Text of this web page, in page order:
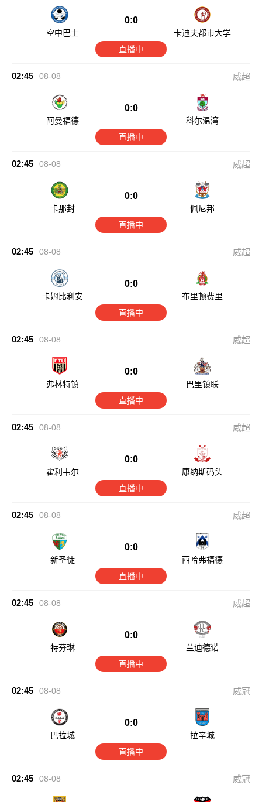
空中巴士
0:0
卡迪夫都市大学
直播中
02:45 08-08 威超
阿曼福德
0:0
科尔温湾
直播中
02:45 08-08 威超
卡那封
0:0
佩尼邦
直播中
02:45 08-08 威超
卡姆比利安
0:0
布里顿费里
直播中
02:45 08-08 威超
弗林特镇
0:0
巴里镇联
直播中
02:45 08-08 威超
霍利韦尔
0:0
康纳斯码头
直播中
02:45 08-08 威超
新圣徒
0:0
西哈弗福德
直播中
02:45 08-08 威超
特芬琳
0:0
兰迪德诺
直播中
02:45 08-08 威冠
巴拉城
0:0
拉辛城
直播中
02:45 08-08 威冠